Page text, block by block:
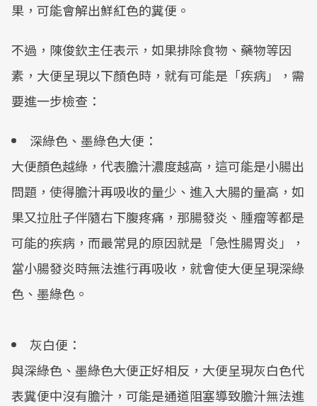
果，可能會解出鮮紅色的糞便。
不過，陳俊欽主任表示，如果排除食物、藥物等因
素，大便呈現以下顏色時，就有可能是「疾病」，需
要進一步檢查：
深綠色、墨綠色大便：
大便顏色越綠，代表膽汁濃度越高，這可能是小腸出
問題，使得膽汁再吸收的量少、進入大腸的量高，如
果又拉肚子伴隨右下腹疼痛，那腸發炎、腫瘤等都是
可能的疾病，而最常見的原因就是「急性腸胃炎」，
當小腸發炎時無法進行再吸收，就會使大便呈現深綠
色、墨綠色。
灰白便：
與深綠色、墨綠色大便正好相反，大便呈現灰白色代
表糞便中沒有膽汁，可能是通道阻塞導致膽汁無法進